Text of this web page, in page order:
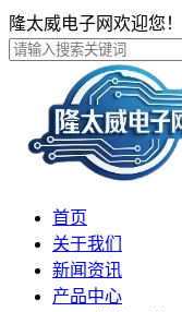
隆太威电子网欢迎您！
首页
关于我们
新闻资讯
产品中心